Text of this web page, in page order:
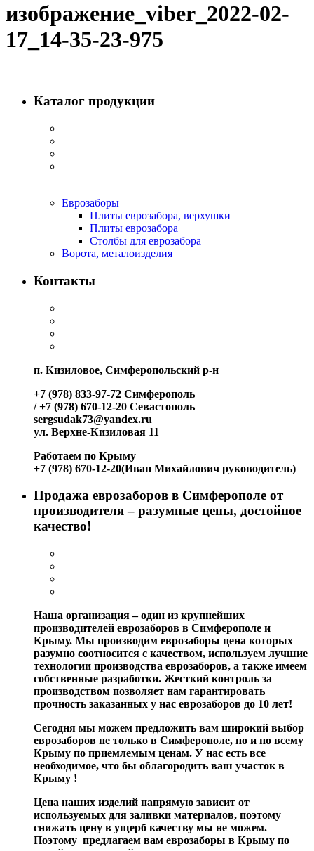
изображение_viber_2022-02-
17_14-35-23-975
Каталог продукции
Еврозаборы
Плиты еврозабора, верхушки
Плиты еврозабора
Столбы для еврозабора
Ворота, металоизделия
Контакты
п. Кизиловое, Симферопольский р-н
+7 (978) 833-97-72 Симферополь
/ +7 (978) 670-12-20 Севастополь
sergsudak73@yandex.ru
ул. Верхне-Кизиловая 11
Работаем по Крыму
+7 (978) 670-12-20(Иван Михайлович руководитель)
Продажа еврозаборов в Симферополе от
производителя – разумные цены, достойное
качество!
Наша организация – один из крупнейших
производителей еврозаборов в Симферополе и
Крыму. Мы производим еврозаборы цена которых
разумно соотносится с качеством, используем лучшие
технологии производства еврозаборов, а также имеем
собственные разработки. Жесткий контроль за
производством позволяет нам гарантировать
прочность заказанных у нас еврозаборов до 10 лет!
Сегодня мы можем предложить вам широкий выбор
еврозаборов не только в Симферополе, но и по всему
Крыму по приемлемым ценам. У нас есть все
необходимое, что бы облагородить ваш участок в
Крыму !
Цена наших изделий напрямую зависит от
используемых для заливки материалов, поэтому
снижать цену в ущерб качеству мы не можем.
Поэтому предлагаем вам еврозаборы в Крыму по